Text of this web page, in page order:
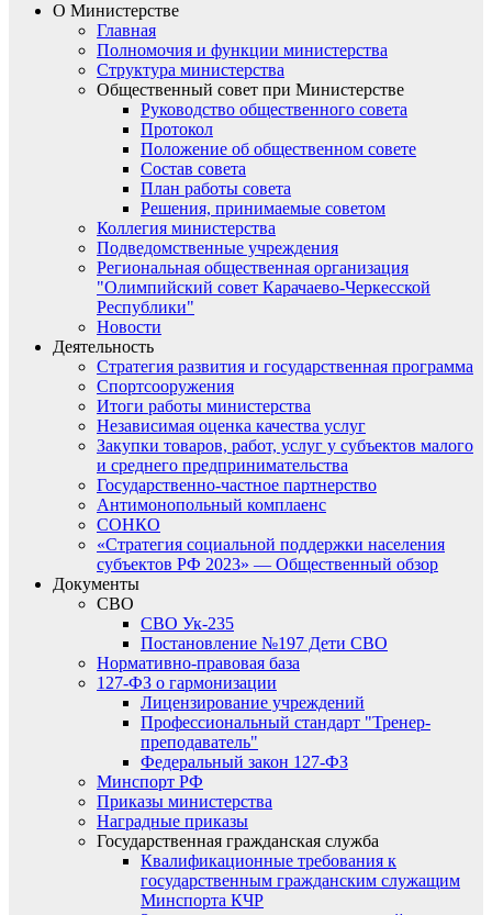
О Министерстве
Главная
Полномочия и функции министерства
Структура министерства
Общественный совет при Министерстве
Руководство общественного совета
Протокол
Положение об общественном совете
Состав совета
План работы совета
Решения, принимаемые советом
Коллегия министерства
Подведомственные учреждения
Региональная общественная организация
"Олимпийский совет Карачаево-Черкесской
Республики"
Новости
Деятельность
Стратегия развития и государственная программа
Спортсооружения
Итоги работы министерства
Независимая оценка качества услуг
Закупки товаров, работ, услуг у субъектов малого
и среднего предпринимательства
Государственно-частное партнерство
Антимонопольный комплаенс
СОНКО
«Стратегия социальной поддержки населения
субъектов РФ 2023» — Общественный обзор
Документы
СВО
СВО Ук-235
Постановление №197 Дети СВО
Нормативно-правовая база
127-ФЗ о гармонизации
Лицензирование учреждений
Профессиональный стандарт "Тренер-
преподаватель"
Федеральный закон 127-ФЗ
Минспорт РФ
Приказы министерства
Наградные приказы
Государственная гражданская служба
Квалификационные требования к
государственным гражданским служащим
Минспорта КЧР